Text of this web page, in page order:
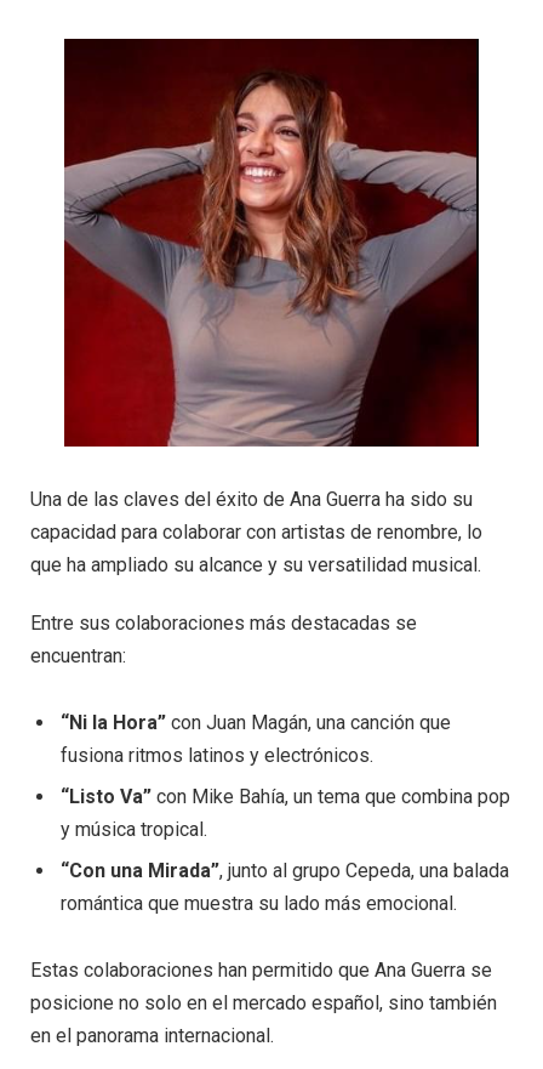
Una de las claves del éxito de Ana Guerra ha sido su
capacidad para colaborar con artistas de renombre, lo
que ha ampliado su alcance y su versatilidad musical.
Entre sus colaboraciones más destacadas se
encuentran:
“Ni la Hora” con Juan Magán, una canción que
fusiona ritmos latinos y electrónicos.
“Listo Va” con Mike Bahía, un tema que combina pop
y música tropical.
“Con una Mirada”, junto al grupo Cepeda, una balada
romántica que muestra su lado más emocional.
Estas colaboraciones han permitido que Ana Guerra se
posicione no solo en el mercado español, sino también
en el panorama internacional.